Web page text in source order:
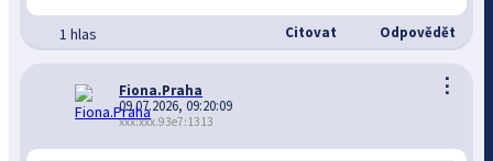
1 hlas Citovat Odpovědět
⋮
Fiona.Praha
09.07.2026, 09:20:09
xxx:xxx.93e7:1313